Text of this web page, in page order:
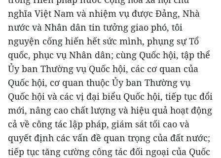
nghĩa Việt Nam và nhiệm vụ được Đảng, Nhà
nước và Nhân dân tin tưởng giao phó, tôi
nguyện cống hiến hết sức mình, phụng sự Tổ
quốc, phục vụ Nhân dân; cùng Quốc hội, tập thể
Ủy ban Thường vụ Quốc hội, các cơ quan của
Quốc hội, cơ quan thuộc Ủy ban Thường vụ
Quốc hội và các vị đại biểu Quốc hội, tiếp tục đổi
mới, nâng cao chất lượng và hiệu quả hoạt động
cả về công tác lập pháp, giám sát tối cao và
quyết định các vấn đề quan trọng của đất nước;
tiếp tục tăng cường công tác đối ngoại của Quốc